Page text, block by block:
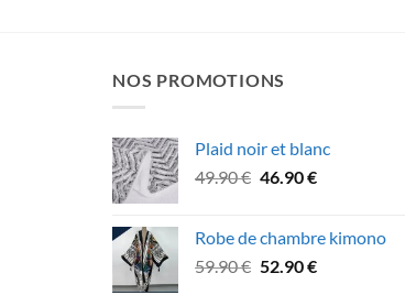
NOS PROMOTIONS
Plaid noir et blanc
49.90€ Le
était :
49.90 €.
46.90€Le
est :
46.90 €.
Robe de chambre kimono
59.90€ Le
52.90€Le